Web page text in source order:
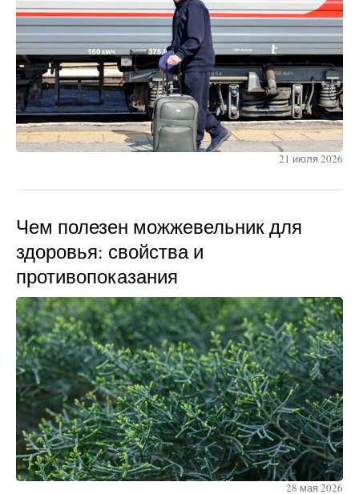
21 июля 2026
Чем полезен можжевельник для
здоровья: свойства и
противопоказания
28 мая 2026